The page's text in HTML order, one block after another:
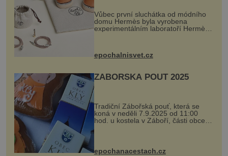
Vůbec první sluchátka od módního
domu Hermès byla vyrobena
experimentálním laboratoří Hermès
kovový...
epochalnisvet.cz
ZÁBOŘSKÁ POUŤ 2025
Tradiční Zábořská pouť, která se
koná v neděli 7.9.2025 od 11:00
hod. u kostela v Záboří, části obce
Kly u Mělníka. V programu naleznete
komentovanou prohlídku kostela,
epochanacestach.cz